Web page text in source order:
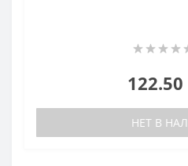
122.50
НЕТ В